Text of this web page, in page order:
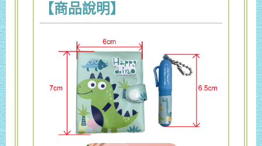
【商品說明】